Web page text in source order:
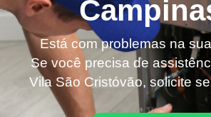
Está com problemas na
Se você precisa de
Vila São Cristóvão, solicite